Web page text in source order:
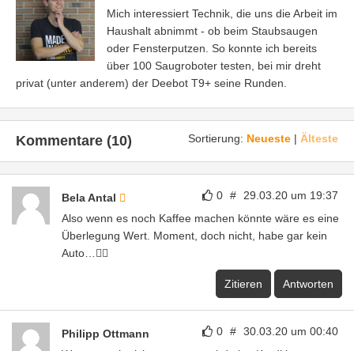
Mich interessiert Technik, die uns die Arbeit im
Haushalt abnimmt - ob beim Staubsaugen
oder Fensterputzen. So konnte ich bereits
über 100 Saugroboter testen, bei mir dreht
privat (unter anderem) der Deebot T9+ seine Runden.
Sortierung: Neueste | Älteste
Kommentare (10)
0 # 29.03.20 um 19:37
Bela Antal
Also wenn es noch Kaffee machen könnte wäre es eine
Überlegung Wert. Moment, doch nicht, habe gar kein
Auto…🤦‍♂️
Zitieren Antworten
0 # 30.03.20 um 00:40
Philipp Ottmann